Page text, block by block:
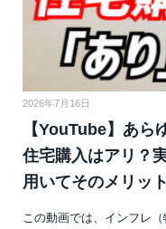
2026年7月16日
【YouTube】あら
住宅購入はアリ？
用いてそのメリッ
この動画では、インフレ